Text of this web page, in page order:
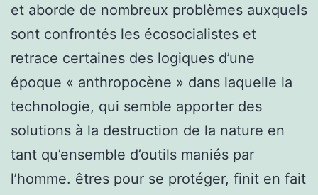
et aborde de nombreux problèmes auxquels
sont confrontés les écosocialistes et
retrace certaines des logiques d’une
époque « anthropocène » dans laquelle la
technologie, qui semble apporter des
solutions à la destruction de la nature en
tant qu’ensemble d’outils maniés par
l’homme. êtres pour se protéger, finit en fait